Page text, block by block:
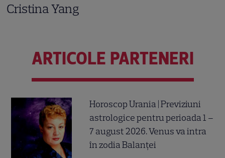
Cristina Yang
ARTICOLE PARTENERI
Horoscop Urania | Previziuni
astrologice pentru perioada 1 –
7 august 2026. Venus va intra
în zodia Balanței